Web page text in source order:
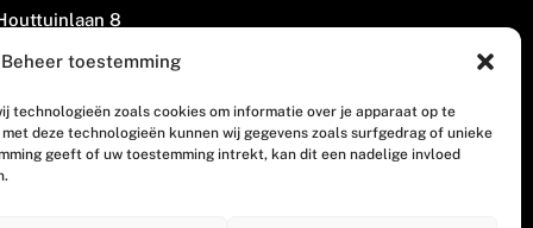
Beheer toestemming
technologieën zoals cookies om informatie over je apparaat op te
deze technologieën kunnen wij gegevens zoals surfgedrag of unieke
geeft of uw toestemming intrekt, kan dit een nadelige invloed
8
GM Woerden
405 200
disclaimer en copyright